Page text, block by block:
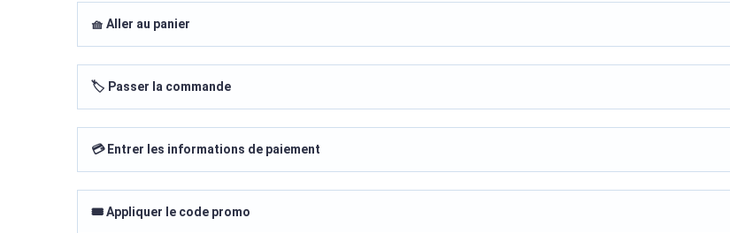
🧺 Aller au panier
🏷️ Passer la commande
💳 Entrer les informations de paiement
🎟️ Appliquer le code promo